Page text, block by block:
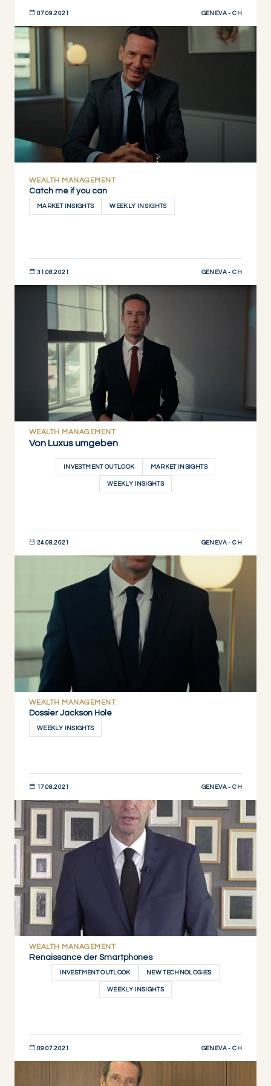
07.09.2021 GENEVA - CH
JETZT ENTDECKEN
WEALTH MANAGEMENT
Catch me if you can
MARKET INSIGHTS WEEKLY INSIGHTS
31.08.2021 GENEVA - CH
WEALTH MANAGEMENT
Von Luxus umgeben
INVESTMENT OUTLOOK MARKET INSIGHTS
WEEKLY INSIGHTS
24.08.2021 GENEVA - CH
WEALTH MANAGEMENT
Dossier Jackson Hole
WEEKLY INSIGHTS
17.08.2021 GENEVA - CH
JETZT ENTDECKEN
WEALTH MANAGEMENT
Renaissance der Smartphones
INVESTMENT OUTLOOK NEW TECHNOLOGIES
WEEKLY INSIGHTS
09.07.2021 GENEVA - CH